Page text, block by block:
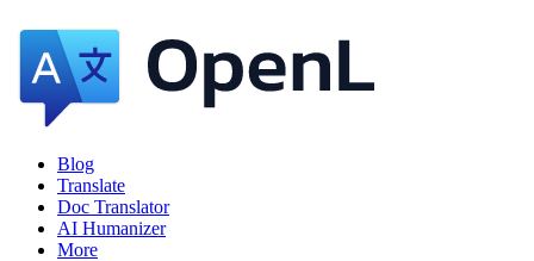
Blog
Translate
Doc Translator
AI Humanizer
More